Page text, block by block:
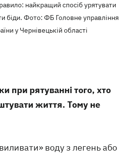
найкращий спосіб урятувати
біди. Фото: ФБ Головне управління
у Чернівецькій області
при рятуванні того, хто
життя. Тому не
воду з легень або